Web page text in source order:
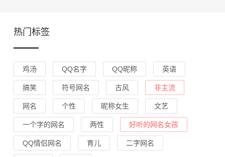
热门标签
鸡汤 QQ名字 QQ昵称 英语
搞笑 符号网名 古风 非主流
网名 个性 昵称女生 文艺
一个字的网名 两性 好听的网名女孩
QQ情侣网名 育儿 二字网名